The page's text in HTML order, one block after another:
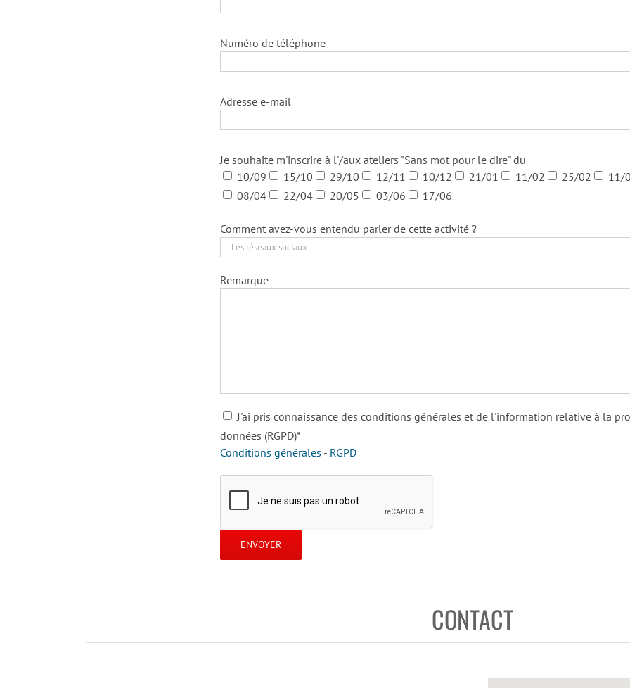
Numéro de téléphone
Adresse e-mail
Je souhaite m'inscrire à l'/aux ateliers "Sans mot pour le dire" du
10/09
15/10 29/10 12/11 10/12 21/01 11/02 25/02 11/
08/04
22/04 20/05 03/06 17/06
Comment avez-vous entendu parler de cette activité ?
Remarque
J'ai pris connaissance des conditions générales et de l'information relative à la
données (RGPD)*
Conditions générales - RGPD
CONTACT